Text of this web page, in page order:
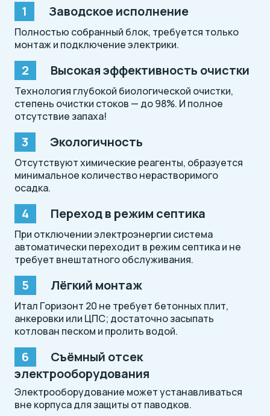
Заводское исполнение
Полностью собранный блок, требуется только
монтаж и подключение электрики.
Высокая эффективность очистки
Технология глубокой биологической очистки,
степень очистки стоков — до 98%. И полное
отсутствие запаха!
Экологичность
Отсутствуют химические реагенты, образуется
минимальное количество нерастворимого
осадка.
Переход в режим септика
При отключении электроэнергии система
автоматически переходит в режим септика и не
требует внештатного обслуживания.
Лёгкий монтаж
Итал Горизонт 20 не требует бетонных плит,
анкеровки или ЦПС; достаточно засыпать
котлован песком и пролить водой.
Съёмный отсек
электрооборудования
Электрооборудование может устанавливаться
вне корпуса для защиты от паводков.